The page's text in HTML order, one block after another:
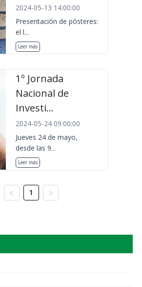
2024-05-13 14:00:00
Presentación de pósteres:
el l...
Leer más
1º Jornada
Nacional de
Investi...
2024-05-24 09:00:00
Jueves 24 de mayo,
desde las 9...
Leer más
1